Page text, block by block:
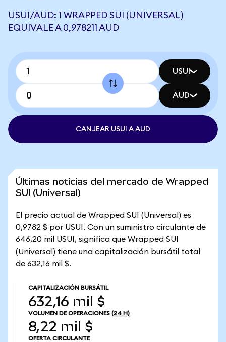
USUI/AUD: 1 WRAPPED SUI (UNIVERSAL)
EQUIVALE A 0,978211 AUD
USUI
AUD
CANJEAR USUI A AUD
Últimas noticias del mercado de Wrapped
SUI (Universal)
El precio actual de Wrapped SUI (Universal) es
0,9782 $ por USUI. Con un suministro circulante de
646,20 mil USUI, significa que Wrapped SUI
(Universal) tiene una capitalización bursátil total
de 632,16 mil $.
CAPITALIZACIÓN BURSÁTIL
632,16 mil $
VOLUMEN DE OPERACIONES (24 H)
8,22 mil $
OFERTA CIRCULANTE